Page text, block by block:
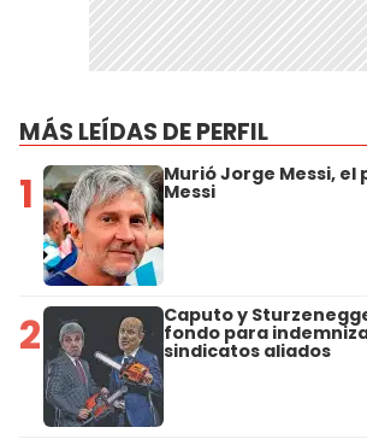
MÁS LEÍDAS DE PERFIL
1 Murió Jorge Messi, el
Messi
2 Caputo y
fondo para
sindicatos aliados